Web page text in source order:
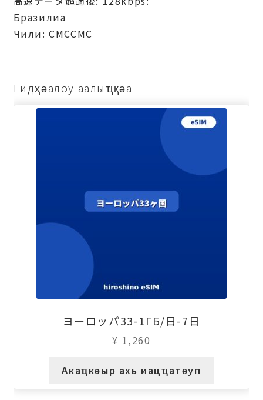
Бразилиа
Чили: СМССМС
Еидҳәалоу аалыҵқәа
ヨーロッパ33-1ГБ/日-7日
¥ 1,260
Акаҵкәыр ахь иацҵатәуп